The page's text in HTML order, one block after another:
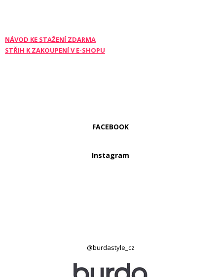
NÁVOD KE STAŽENÍ ZDARMA
STŘIH K ZAKOUPENÍ V E-SHOPU
FACEBOOK
Instagram
@burdastyle_cz